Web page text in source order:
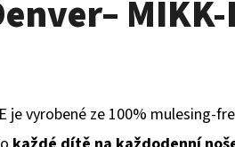
MIKK-
vyrobené ze 100% mulesing-